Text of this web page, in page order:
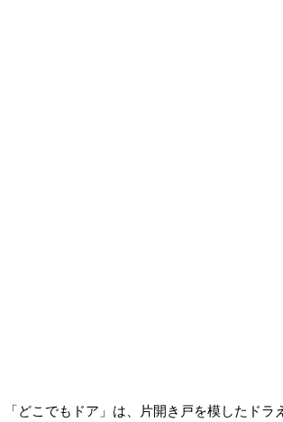
「どこでもドア」は、片開き戸を模したドラ